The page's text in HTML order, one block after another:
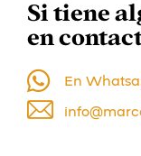
Si tiene
en
En